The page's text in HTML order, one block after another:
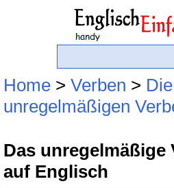
Home > Verben > Die
unregelmäßigen
Das unregelmäßige
auf Englisch